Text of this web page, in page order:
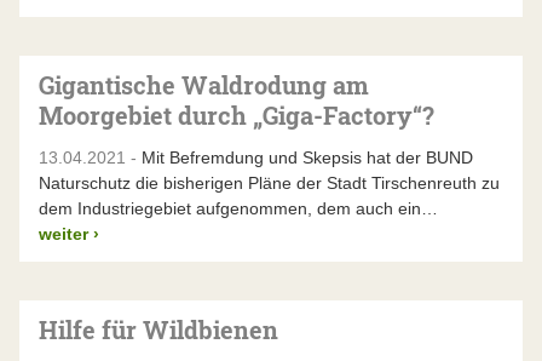
Gigantische Waldrodung am
Moorgebiet durch „Giga-Factory“?
13.04.2021 - Mit Befremdung und Skepsis hat der BUND
Naturschutz die bisherigen Pläne der Stadt Tirschenreuth zu
dem Industriegebiet aufgenommen, dem auch ein…
weiter ›
Hilfe für Wildbienen